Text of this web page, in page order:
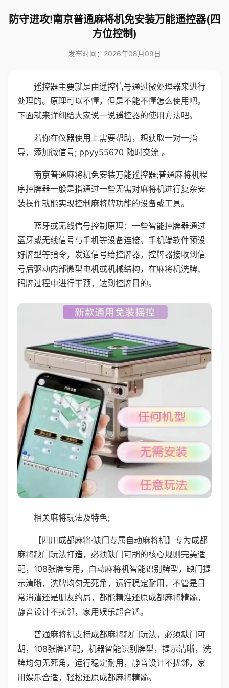
防守进攻!南京普通麻将机免安装万能遥控器(四
方位控制)
发布时间：2026年08月09日
遥控器主要就是由遥控信号通过微处理器来进行
处理的。原理可以不懂，但是不能不懂怎么使用吧。
下面就来详细给大家说一说遥控器的使用方法吧。
若你在仪器使用上需要帮助，想获取一对一指
导，添加微信号; ppyy55670 随时交流 。
南京普通麻将机免安装万能遥控器;普通麻将机程
序控牌器一般是指通过一些无需对麻将机进行复杂安
装操作就能实现控制麻将牌功能的设备或工具。
蓝牙或无线信号控制原理：一些智能控牌器通过
蓝牙或无线信号与手机等设备连接。手机端软件预设
好牌型等指令，发送信号给控牌器，控牌器接收到信
号后驱动内部微型电机或机械结构，在麻将机洗牌、
码牌过程中进行干预，达到控牌目的。
相关麻将玩法及特色;
【四川成都麻将·缺门专属自动麻将机】专为成都
麻将缺门玩法打造，必须缺门可胡的核心规则完美适
配，108张牌专用，自动麻将机智能识别牌型，缺门提
示清晰，洗牌均匀无死角，运行稳定耐用，不管是日
常消遣还是朋友约局，都能精准还原成都麻将精髓，
静音设计不扰邻，家用娱乐超合适。
普通麻将机支持成都麻将缺门玩法，必须缺门可
胡，108张牌适配，机器智能识别牌型，提示清晰，洗
牌均匀无死角，运行稳定耐用，静音设计不扰邻，家
用娱乐合适，轻松还原成都麻将精髓。